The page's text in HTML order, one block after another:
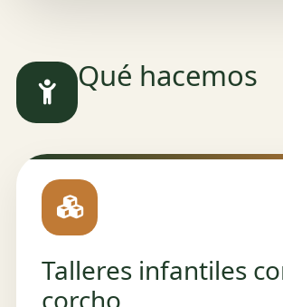
Qué hacemos
Talleres infantiles
corcho